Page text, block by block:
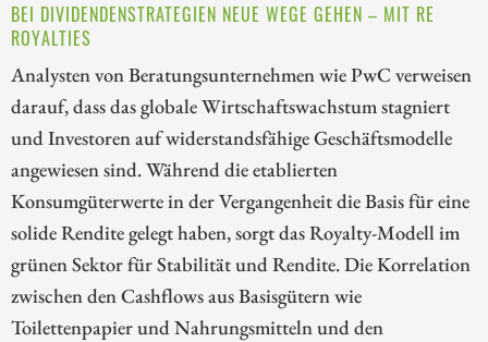
BEI DIVIDENDENSTRATEGIEN NEUE WEGE GEHEN – MIT RE
ROYALTIES
Analysten von Beratungsunternehmen wie PwC verweisen
darauf, dass das globale Wirtschaftswachstum stagniert
und Investoren auf widerstandsfähige Geschäftsmodelle
angewiesen sind. Während die etablierten
Konsumgüterwerte in der Vergangenheit die Basis für eine
solide Rendite gelegt haben, sorgt das Royalty-Modell im
grünen Sektor für Stabilität und Rendite. Die Korrelation
zwischen den Cashflows aus Basisgütern wie
Toilettenpapier und Nahrungsmitteln und den